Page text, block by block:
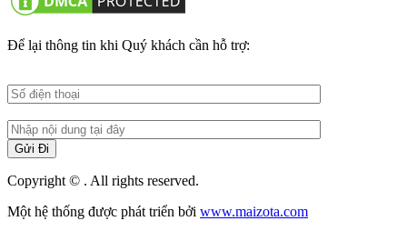
Để lại thông tin khi Quý khách cần hỗ trợ:
Copyright © . All rights reserved.
Một hệ thống được phát triển bởi www.maizota.com